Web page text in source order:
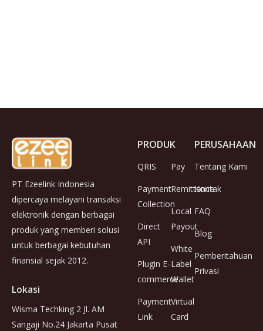
PT Ezeelink Indonesia
dipercaya melayani transaksi
elektronik dengan berbagai
produk yang memberi solusi
untuk berbagai kebutuhan
finansial sejak 2012.
Lokasi
Wisma Techking 2 Jl. AM
Sangaji No.24 Jakarta Pusat
PRODUK
QRIS
Payment
Collection
Direct
API
Plugin E-
commerce
Payment
Link
Pay
Remittance
Local
Payout
White
Label
Wallet
Virtual
Card
PERUSAHAAN
Tentang Kami
Kontak
FAQ
Blog
Pemberitahuan
Privasi